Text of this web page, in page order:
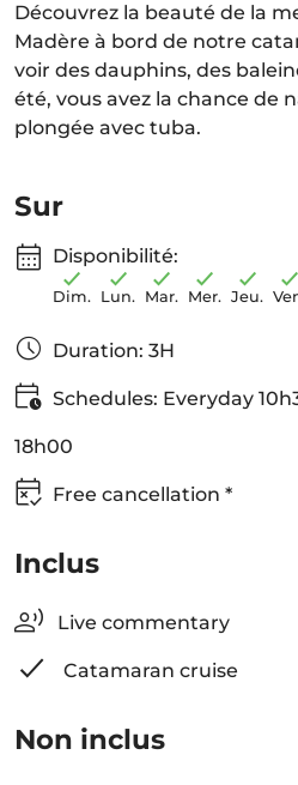
Découvrez la beauté de la
Madère à bord de notre
voir des dauphins, des
été, vous avez la chance de
plongée avec tuba.
Sur
Disponibilité:
Dim. Lun. Mar. Mer. Jeu.
Duration: 3H
Schedules: Everyday
18h00
Free cancellation *
Inclus
Live commentary
Catamaran cruise
Non inclus